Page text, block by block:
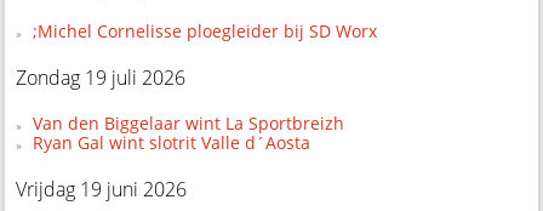
;Michel Cornelisse ploegleider bij SD Worx
Zondag 19 juli 2026
Van den Biggelaar wint La Sportbreizh
Ryan Gal wint slotrit Valle d´Aosta
Vrijdag 19 juni 2026